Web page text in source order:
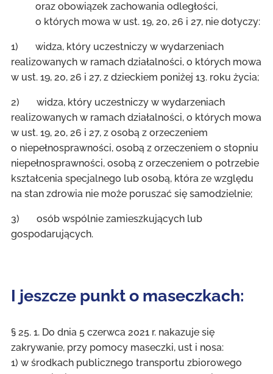
oraz obowiązek zachowania odległości,
o których mowa w ust. 19, 20, 26 i 27, nie dotyczy:
1) widza, który uczestniczy w wydarzeniach
realizowanych w ramach działalności, o których mowa
w ust. 19, 20, 26 i 27, z dzieckiem poniżej 13. roku życia;
2) widza, który uczestniczy w wydarzeniach
realizowanych w ramach działalności, o których mowa
w ust. 19, 20, 26 i 27, z osobą z orzeczeniem
o niepełnosprawności, osobą z orzeczeniem o stopniu
niepełnosprawności, osobą z orzeczeniem o potrzebie
kształcenia specjalnego lub osobą, która ze względu
na stan zdrowia nie może poruszać się samodzielnie;
3) osób wspólnie zamieszkujących lub
gospodarujących.
I jeszcze punkt o maseczkach:
§ 25. 1. Do dnia 5 czerwca 2021 r. nakazuje się
zakrywanie, przy pomocy maseczki, ust i nosa:
1) w środkach publicznego transportu zbiorowego